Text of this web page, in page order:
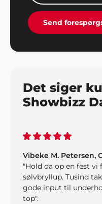
Send
Det siger
Showbizz
Vibeke M. Petersen,
"Hold da op en fest vi
sølvbryllup. Tusind
gode input til
top".